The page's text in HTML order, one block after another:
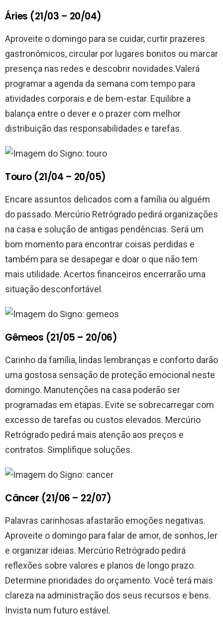
Áries (21/03 – 20/04)
Aproveite o domingo para se cuidar, curtir prazeres
gastronômicos, circular por lugares bonitos ou marcar
presença nas redes e descobrir novidades.Valerá
programar a agenda da semana com tempo para
atividades corporais e de bem-estar. Equilibre a
balança entre o dever e o prazer com melhor
distribuição das responsabilidades e tarefas.
Touro (21/04 – 20/05)
Encare assuntos delicados com a família ou alguém
do passado. Mercúrio Retrógrado pedirá organizações
na casa e solução de antigas pendências. Será um
bom momento para encontrar coisas perdidas e
também para se desapegar e doar o que não tem
mais utilidade. Acertos financeiros encerrarão uma
situação desconfortável.
Gêmeos (21/05 – 20/06)
Carinho da família, lindas lembranças e conforto darão
uma gostosa sensação de proteção emocional neste
domingo. Manutenções na casa poderão ser
programadas em etapas. Evite se sobrecarregar com
excesso de tarefas ou custos elevados. Mercúrio
Retrógrado pedirá mais atenção aos preços e
contratos. Simplifique soluções.
Câncer (21/06 – 22/07)
Palavras carinhosas afastarão emoções negativas.
Aproveite o domingo para falar de amor, de sonhos, ler
e organizar ideias. Mercúrio Retrógrado pedirá
reflexões sobre valores e planos de longo prazo.
Determine prioridades do orçamento. Você terá mais
clareza na administração dos seus recursos e bens.
Invista num futuro estável.